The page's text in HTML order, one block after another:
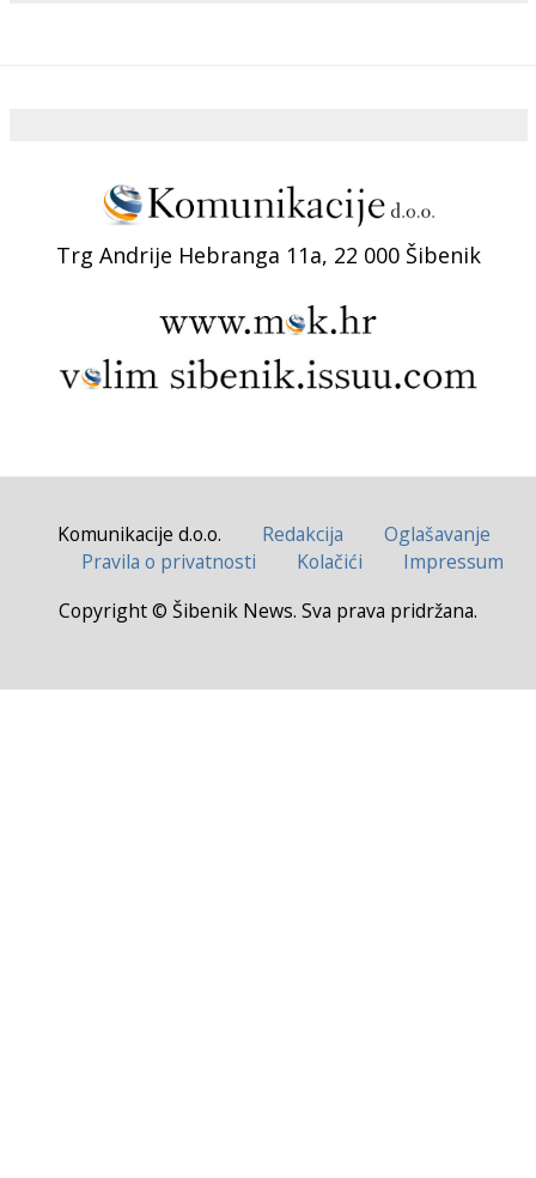
Trg Andrije Hebranga 11a, 22 000 Šibenik
Komunikacije d.o.o. Redakcija
Oglašavanje
Pravila o privatnosti
Kolačići
Impressum
Copyright © Šibenik News. Sva prava pridržana.